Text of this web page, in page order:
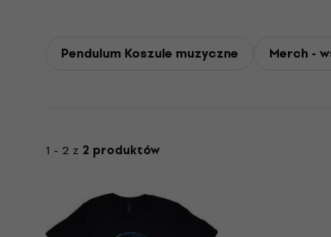
„Elemental” i „Anima”. Pendulum nadal
Pendulum Koszule muzyczne Merch -
1 - 2 z 2 produktów